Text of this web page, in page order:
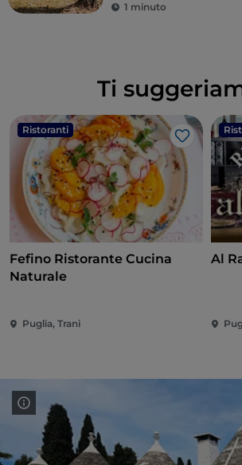
1 minuto
Ti
Ristoranti
Like
Fefino Ristorante Cucina
Naturale
Puglia, Trani
Al